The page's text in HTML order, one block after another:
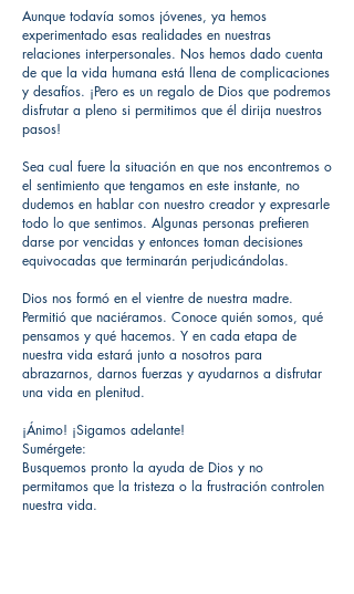
Aunque todavía somos jóvenes, ya hemos
experimentado esas realidades en nuestras
relaciones interpersonales. Nos hemos dado cuenta
de que la vida humana está llena de complicaciones
y desafíos. ¡Pero es un regalo de Dios que podremos
disfrutar a pleno si permitimos que él dirija nuestros
pasos!
Sea cual fuere la situación en que nos encontremos o
el sentimiento que tengamos en este instante, no
dudemos en hablar con nuestro creador y expresarle
todo lo que sentimos. Algunas personas prefieren
darse por vencidas y entonces toman decisiones
equivocadas que terminarán perjudicándolas.
Dios nos formó en el vientre de nuestra madre.
Permitió que naciéramos. Conoce quién somos, qué
pensamos y qué hacemos. Y en cada etapa de
nuestra vida estará junto a nosotros para
abrazarnos, darnos fuerzas y ayudarnos a disfrutar
una vida en plenitud.
¡Ánimo! ¡Sigamos adelante!
Sumérgete:
Busquemos pronto la ayuda de Dios y no
permitamos que la tristeza o la frustración controlen
nuestra vida.